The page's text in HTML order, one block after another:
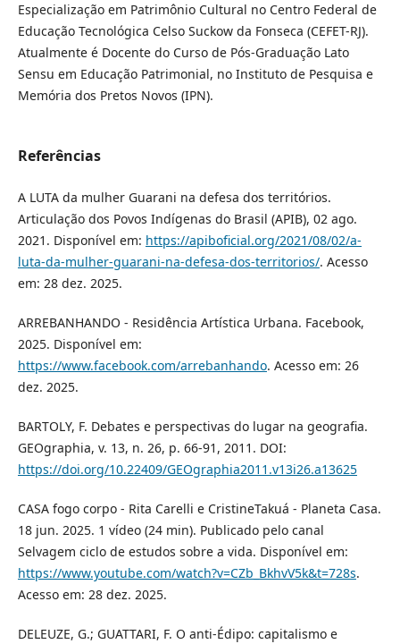
Especialização em Patrimônio Cultural no Centro Federal de
Educação Tecnológica Celso Suckow da Fonseca (CEFET-RJ).
Atualmente é Docente do Curso de Pós-Graduação Lato
Sensu em Educação Patrimonial, no Instituto de Pesquisa e
Memória dos Pretos Novos (IPN).
Referências
A LUTA da mulher Guarani na defesa dos territórios.
Articulação dos Povos Indígenas do Brasil (APIB), 02 ago.
2021. Disponível em: https://apiboficial.org/2021/08/02/a-
luta-da-mulher-guarani-na-defesa-dos-territorios/. Acesso
em: 28 dez. 2025.
ARREBANHANDO - Residência Artística Urbana. Facebook,
2025. Disponível em:
https://www.facebook.com/arrebanhando. Acesso em: 26
dez. 2025.
BARTOLY, F. Debates e perspectivas do lugar na geografia.
GEOgraphia, v. 13, n. 26, p. 66-91, 2011. DOI:
https://doi.org/10.22409/GEOgraphia2011.v13i26.a13625
CASA fogo corpo - Rita Carelli e CristineTakuá - Planeta Casa.
18 jun. 2025. 1 vídeo (24 min). Publicado pelo canal
Selvagem ciclo de estudos sobre a vida. Disponível em:
https://www.youtube.com/watch?v=CZb_BkhvV5k&t=728s.
Acesso em: 28 dez. 2025.
DELEUZE, G.; GUATTARI, F. O anti-Édipo: capitalismo e